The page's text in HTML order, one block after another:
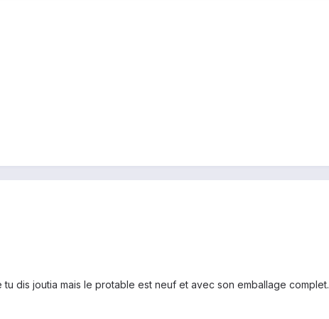
dis joutia mais le protable est neuf et avec son emballage complet.